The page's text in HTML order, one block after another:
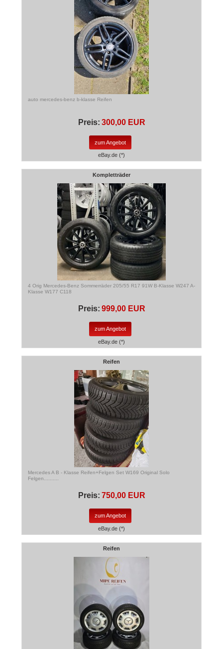
auto mercedes-benz b-klasse Reifen
Preis: 300,00 EUR
zum Angebot
eBay.de (*)
Kompletträder
4 Orig Mercedes-Benz Sommerräder 205/55 R17 91W B-Klasse W247 A-
Klasse W177 C118
Preis: 999,00 EUR
zum Angebot
eBay.de (*)
Reifen
Mercedes A B - Klasse Reifen+Felgen Set W169 Original Solo
Felgen..........
Preis: 750,00 EUR
zum Angebot
eBay.de (*)
Reifen